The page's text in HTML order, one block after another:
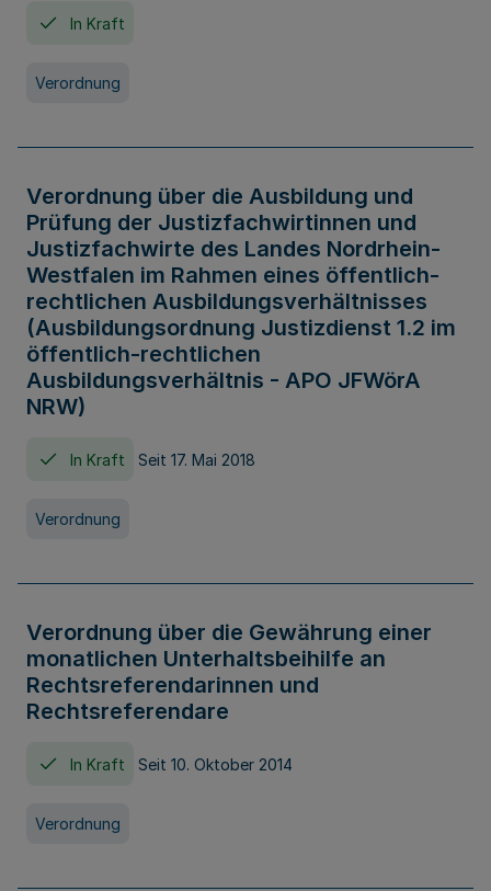
In Kraft
Verordnung
Verordnung über die Ausbildung und
Prüfung der Justizfachwirtinnen und
Justizfachwirte des Landes Nordrhein-
Westfalen im Rahmen eines öffentlich-
rechtlichen Ausbildungsverhältnisses
(Ausbildungsordnung Justizdienst 1.2 im
öffentlich-rechtlichen
Ausbildungsverhältnis - APO JFWörA
NRW)
In Kraft Seit 17. Mai 2018
Verordnung
Verordnung über die Gewährung einer
monatlichen Unterhaltsbeihilfe an
Rechtsreferendarinnen und
Rechtsreferendare
In Kraft Seit 10. Oktober 2014
Verordnung